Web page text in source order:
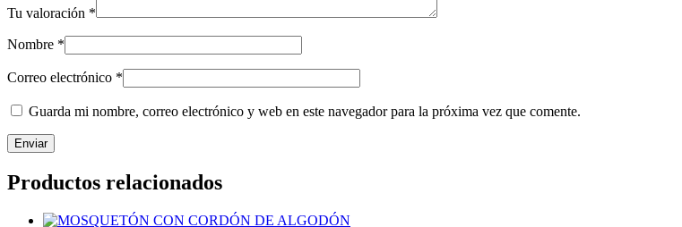
Tu valoración *
Nombre *
Correo electrónico *
Guarda mi nombre, correo electrónico y web en este navegador para la próxima vez que comente.
Productos relacionados